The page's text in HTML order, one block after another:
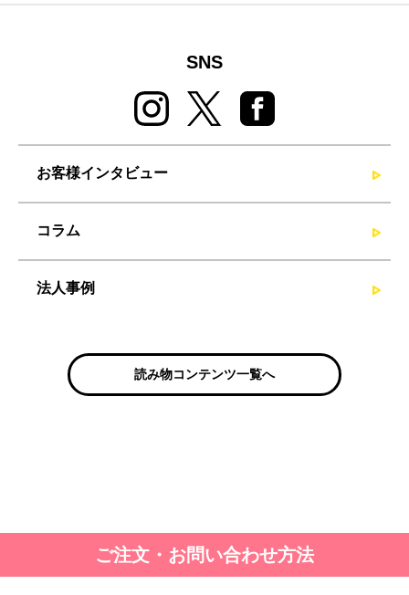
SNS
お客様インタビュー
コラム
法人事例
読み物コンテンツ一覧へ
ご注文・お問い合わせ方法